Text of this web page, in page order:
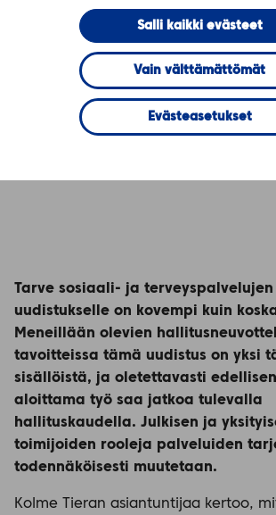
Salli kaikki evästeet
Vain välttämättömät
Evästeasetukset
toimijoita
muuttuvassa
tilanteessa
Tarve sosiaali- ja
uudistukselle on kovempi kuin
Meneillään olevien
tavoitteissa tämä uudistus on yksi
sisällöistä, ja oletettavasti
aloittama työ saa jatkoa tulevalla
hallituskaudella. Julkisen ja
toimijoiden rooleja palveluiden
todennäköisesti muutetaan.
Kolme Tieran asiantuntijaa kertoo,